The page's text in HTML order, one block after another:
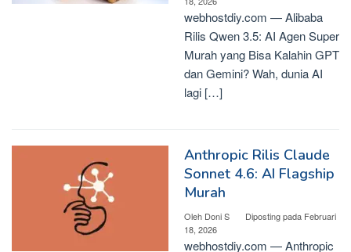
webhostdiy.com — Alibaba
Rilis Qwen 3.5: AI Agen Super
Murah yang Bisa Kalahin GPT
dan Gemini? Wah, dunia AI
lagi […]
Anthropic Rilis Claude
Sonnet 4.6: AI Flagship
Murah
Oleh Doni S Diposting pada Februari
18, 2026
webhostdiy.com — Anthropic